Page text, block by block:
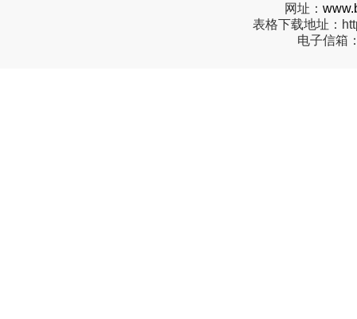
网址：
表格下载地址：
电子信箱